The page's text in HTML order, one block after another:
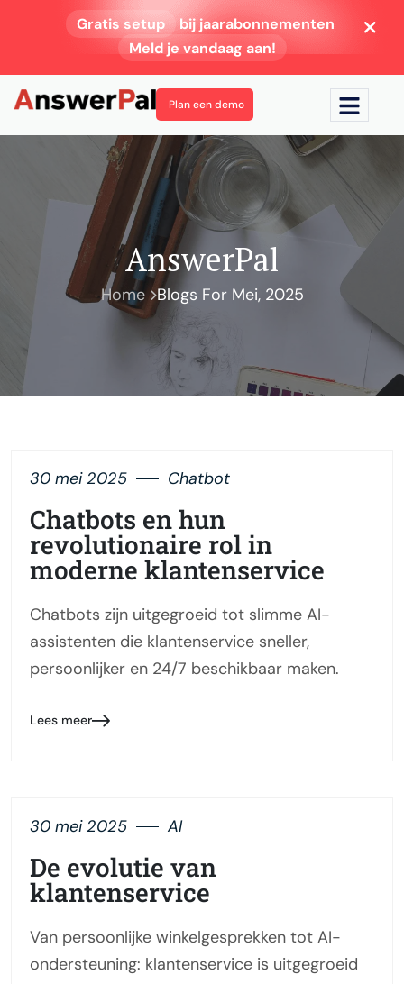
Gratis setup bij jaarabonnementen
Meld je vandaag aan!
Plan een demo
AnswerPal
Home Blogs For Mei, 2025
30 mei 2025 Chatbot
Chatbots en hun
revolutionaire rol in
moderne klantenservice
Chatbots zijn uitgegroeid tot slimme AI-
assistenten die klantenservice sneller,
persoonlijker en 24/7 beschikbaar maken.
Lees meer
30 mei 2025 AI
De evolutie van
klantenservice
Van persoonlijke winkelgesprekken tot AI-
ondersteuning: klantenservice is uitgegroeid